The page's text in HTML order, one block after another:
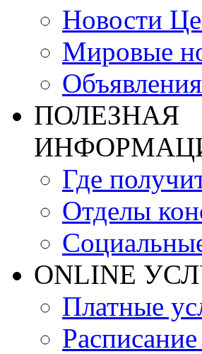
Новости
Мировые
Объявления
ПОЛЕЗНАЯ
Где
Отделы
ONLINE
Платные